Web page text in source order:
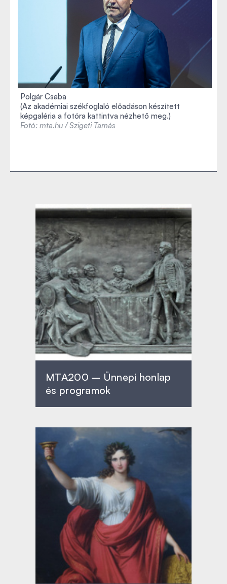
Polgár Csaba
(Az akadémiai székfoglaló előadáson készített
képgaléria a fotóra kattintva nézhető meg.)
Fotó: mta.hu / Szigeti Tamás
MTA200 – Ünnepi honlap
és programok